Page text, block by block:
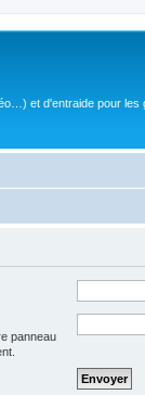
et d'entraide pour les
panneau